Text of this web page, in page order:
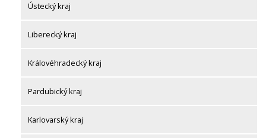
Ústecký kraj
Liberecký kraj
Královéhradecký kraj
Pardubický kraj
Karlovarský kraj